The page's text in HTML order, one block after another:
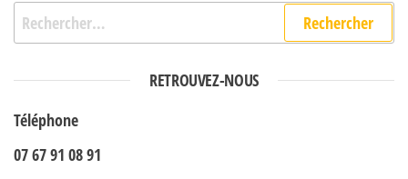
Rechercher :
RETROUVEZ-NOUS
Téléphone
07 67 91 08 91